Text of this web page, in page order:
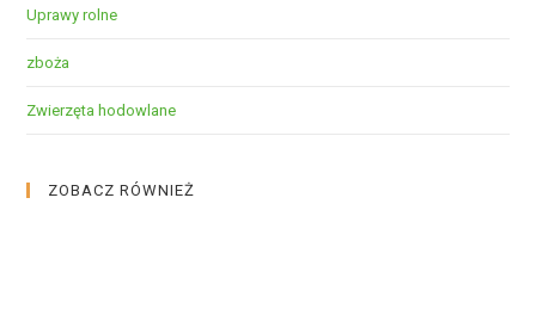
Uprawy rolne
zboża
Zwierzęta hodowlane
ZOBACZ RÓWNIEŻ